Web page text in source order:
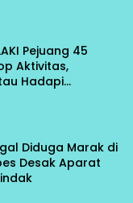
Pejuang 45
Aktivitas,
Hadapi
Diduga Marak di
Desak Aparat